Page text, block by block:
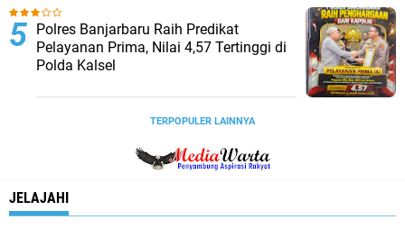
Polres Banjarbaru Raih Predikat
Pelayanan Prima, Nilai 4,57 Tertinggi di
Polda Kalsel
TERPOPULER LAINNYA
JELAJAHI